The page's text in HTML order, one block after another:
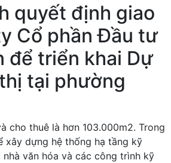
quyết định giao
Cổ phần Đầu tư
để triển khai Dự
tại phường
cho thuê là hơn 103.000m2. Trong
xây dựng hệ thống hạ tầng kỹ
văn hóa và các công trình kỹ